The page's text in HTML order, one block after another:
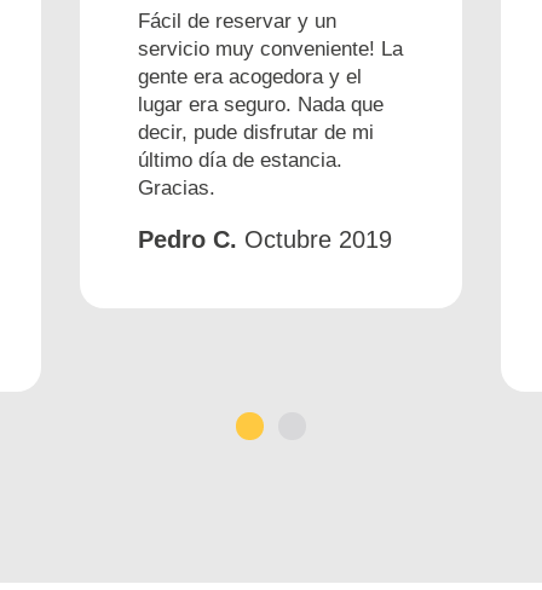
Fácil de reservar y un
servicio muy conveniente! La
gente era acogedora y el
lugar era seguro. Nada que
decir, pude disfrutar de mi
último día de estancia.
Gracias.
Pedro C. Octubre 2019